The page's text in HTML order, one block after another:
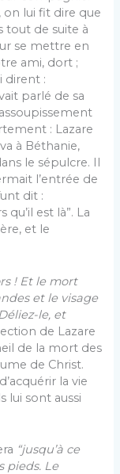
on lui fit dire que
tout de suite à
se mettre en
ami, dort ;
dirent :
parlé de sa
: Lazare
à Béthanie,
le sépulcre. Il
l’entrée de
dit :
qu’il est là”. La
et le
! Et le mort
et le visage
le, et
de Lazare
de la mort des
de Christ.
la vie
lui sont aussi
“jusqu’à ce
pieds. Le